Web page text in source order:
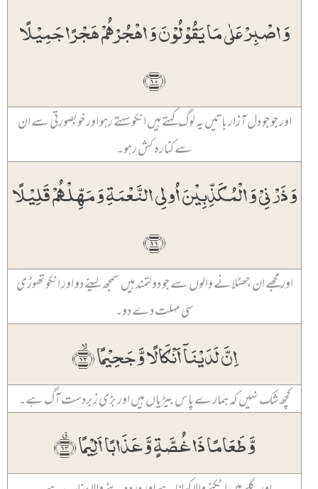
وَ اصۡبِرۡ عَلٰی مَا یَقُوۡلُوۡنَ وَ اہۡجُرۡہُمۡ ہَجۡرًا جَمِیۡلًا
﴿۱۰﴾
اور جو جو دل آزار باتیں یہ لوگ کہتے ہیں انکو سہتے رہو اور خوبصورتی سے ان
سے کنارہ کش رہو۔
وَ ذَرۡنِیۡ وَ الۡمُکَذِّبِیۡنَ اُولِی النَّعۡمَۃِ وَ مَہِّلۡہُمۡ قَلِیۡلًا
﴿۱۱﴾
اور مجھے ان جھٹلانے والوں سے جو دولتمند ہیں سمجھ لینے دو اور انکو تھوڑی
سی مہلت دے دو۔
اِنَّ لَدَیۡنَاۤ اَنۡکَالًا وَّ جَحِیۡمًا ﴿ۙ۱۲﴾
کچھ شک نہیں کہ ہمارے پاس بیڑیاں ہیں اور بڑی زبردست آگ ہے۔
وَّ طَعَامًا ذَا غُصَّۃٍ وَّ عَذَابًا اَلِیۡمًا ﴿٭۱۳﴾